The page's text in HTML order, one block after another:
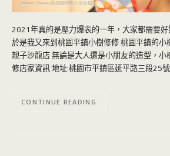
2021年真的是壓力爆表的一年，大家都需要好
於是我又來到桃園平鎮小樹修修 桃園平鎮的
親子沙龍店 無論是大人還是小朋友的造型，小
修店家資訊 地址:桃園市平鎮區延平路三段25
CONTINUE READING